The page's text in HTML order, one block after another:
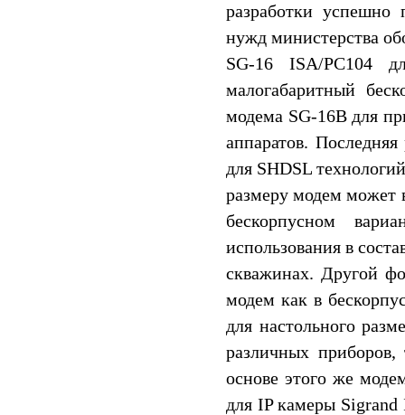
разработки
нужд министерства
SG-16 ISA/PC104
малогабаритный
модема SG-16B для
аппаратов.
для SHDSL
размеру модем может
бескорпусном
использования в
скважинах. Другой
модем как в
для настольного
различных
основе этого же
для IP камеры